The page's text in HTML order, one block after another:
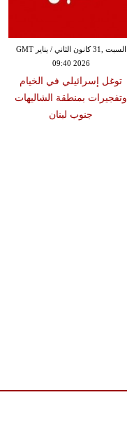
السبت ,31 كانون الثاني / يناير GMT
09:40 2026
توغل إسرائيلي في الخيام
وتفجيرات بمنطقة الشاليهات
جنوب لبنان